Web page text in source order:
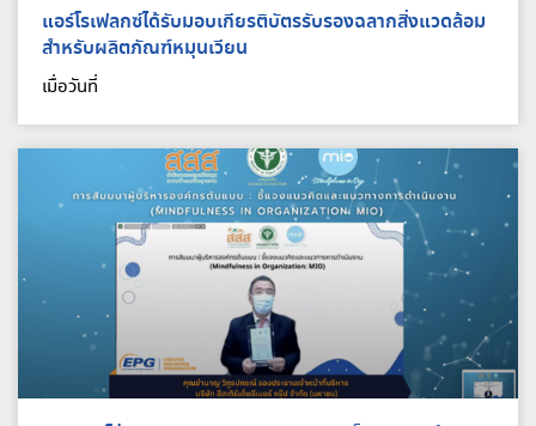
แอร์โรเฟลกซ์ได้รับมอบเกียรติบัตรรับรองฉลากสิ่งแวดล้อม
สำหรับผลิตภัณฑ์หมุนเวียน
เมื่อวันที่